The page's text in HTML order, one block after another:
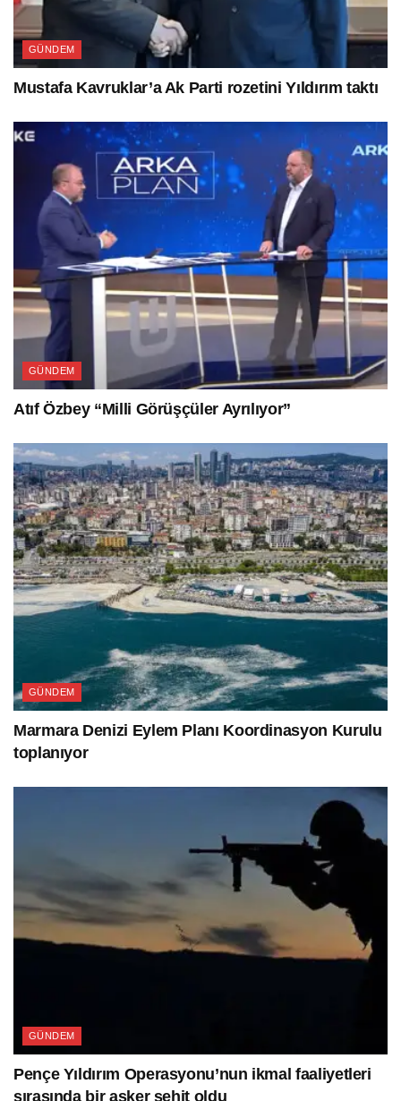
GÜNDEM
Mustafa Kavruklar’a Ak Parti rozetini Yıldırım taktı
GÜNDEM
Atıf Özbey “Milli Görüşçüler Ayrılıyor”
GÜNDEM
Marmara Denizi Eylem Planı Koordinasyon Kurulu
toplanıyor
GÜNDEM
Pençe Yıldırım Operasyonu’nun ikmal faaliyetleri
sırasında bir asker şehit oldu